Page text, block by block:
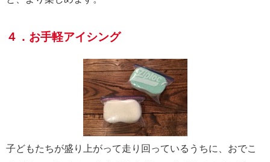
４．お手軽アイシング
子どもたちが盛り上がって走り回っているうちに、おでこ